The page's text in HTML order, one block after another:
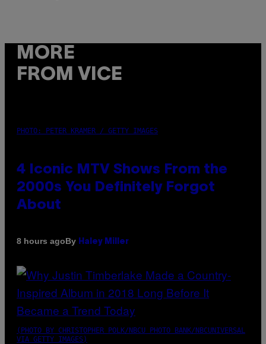
MORE
FROM VICE
PHOTO: PETER KRAMER / GETTY IMAGES
4 Iconic MTV Shows From the
2000s You Definitely Forgot
About
8 hours agoBy Haley Miller
(PHOTO BY CHRISTOPHER POLK/NBCU PHOTO BANK/NBCUNIVERSAL
VIA GETTY IMAGES)